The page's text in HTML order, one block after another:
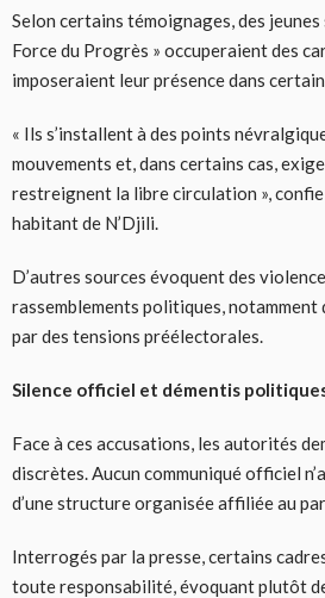
Selon certains témoignages, des jeunes
Force du Progrès » occuperaient des
imposeraient leur présence dans
« Ils s’installent à des points
mouvements et, dans certains cas,
restreignent la libre circulation »,
habitant de N’Djili.
D’autres sources évoquent des
rassemblements politiques, notamment
par des tensions préélectorales.
Silence officiel et démentis
Face à ces accusations, les autorités
discrètes. Aucun communiqué officiel
d’une structure organisée affiliée au
Interrogés par la presse, certains
toute responsabilité, évoquant plutôt